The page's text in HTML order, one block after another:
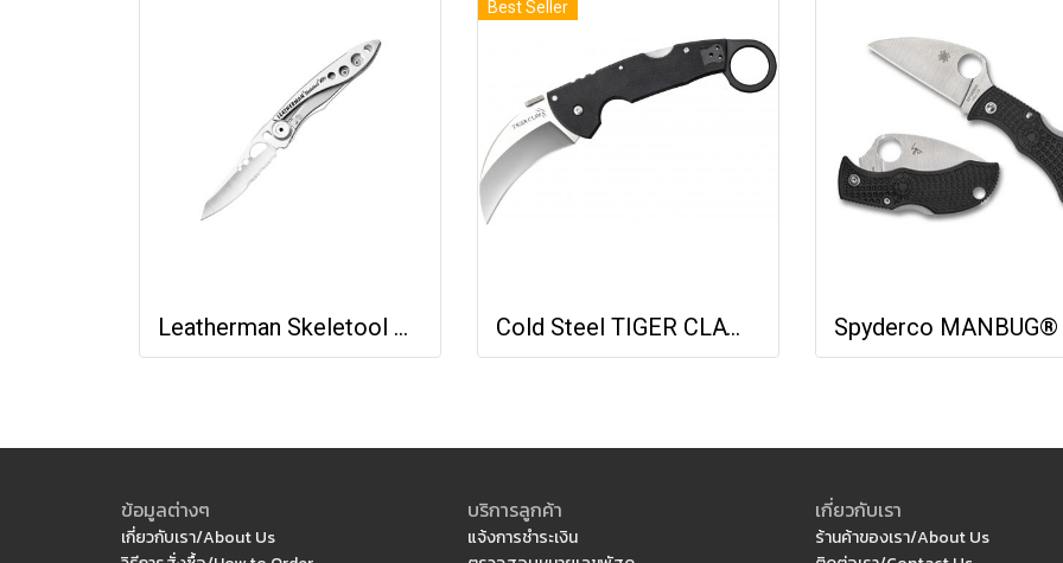
Leatherman Skeletool KBx
Best Seller
Cold Steel TIGER CLAW - PLAIN EDGE (S35VN)
ข้อมูลต่างๆ
เกี่ยวกับเรา/About Us
บริการลูกค้า
แจ้งการชำระเงิน
เกี่ยวกับเรา
ร้านค้าของเรา/About Us